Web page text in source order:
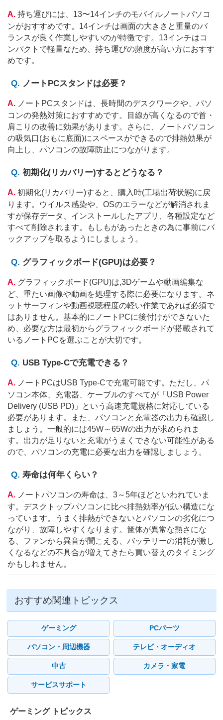
持ち運びには、13〜14インチのモバイルノートパソコ
ンがおすすめです。14インチは画面の大きさと重量のバ
ランスが良く作業しやすいのが特徴です。13インチはコ
ンパクトで軽量なため、持ち運びの頻度が高い方におすす
めです。
ノートPCスタンドは必要？
ノートPCスタンドは、長時間のデスクワークや、パソ
コンの発熱対策におすすめです。目線が高くなるので首・
肩こりの改善に効果があります。さらに、ノートパソコン
の吸気口(おもに底面)にスペースができるので排熱効果が
向上し、パソコンの故障防止につながります。
初期化(リカバリー)するとどうなる？
初期化(リカバリー)すると、購入時(工場出荷状態)に戻
ります。ウイルス感染や、OSのエラーなどが解消されま
すが保存データ、インストールしたアプリ、各種設定など
すべて削除されます。もしもがあったときの為に事前にバ
ックアップを取るようにしましょう。
グラフィックボード(GPU)は必要？
グラフィックボード(GPU)は,3Dゲームや動画編集な
ど、重たい画像や動画を処理する際に必要になります。ネ
ットサーフィンや動画視聴程度の軽い作業であれば必須で
はありません。基本的にノートPCに後付けができないた
め、必要な方は最初からグラフィックボードが搭載されて
いるノートPCを選ぶことが大切です。
USB Type-Cで充電できる？
ノートPCはUSB Type-Cで充電可能です。ただし、パ
ソコン本体、充電器、ケーブルのすべてが「USB Power
Delivery (USB PD)」という高速充電規格に対応している
必要があります。また、パソコンと充電器の出力も確認し
ましょう。一般的には45W～65Wの出力が求められま
す。出力が足りないと充電がうまくできない可能性がある
ので、パソコンの充電に必要な出力を確認しましょう。
寿命は何年くらい？
ノートパソコンの寿命は、3～5年ほどといわれていま
す。デスクトップパソコンに比べ排熱効率が低い構造にな
っています。うまく排熱ができないとパソコンの劣化につ
ながり、故障しやすくなります。筐体が異常な熱さにな
る、ファンから異音が聞こえる、バッテリーの消耗が激し
くなるなどの不具合が増えてきたら買い替えのタイミング
かもしれません。
おすすめ関連トピックス
ゲーミング PCパーツ
パソコン・周辺機器 テレビ・オーディオ
中古 カメラ・家電
サービスサポート
ゲーミング トピックス